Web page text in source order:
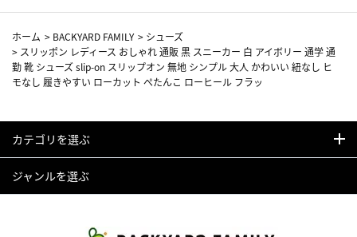
ホーム > BACKYARD FAMILY > シューズ
> スリッポン レディース おしゃれ 通販 黒 スニーカー 白 アイボリー 通学 通
勤 靴 シューズ slip-on スリップオン 無地 シンプル 大人 かわいい 紐なし ヒ
モなし 履きやすい ローカット ぺたんこ ローヒール フラッ
カテゴリを選ぶ
ジャンルを選ぶ